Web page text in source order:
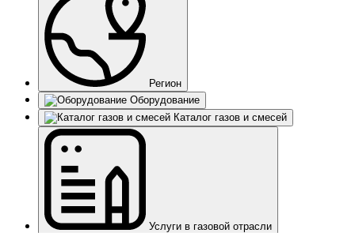
Регион
Оборудование
Каталог газов и смесей
Услуги в газовой отрасли